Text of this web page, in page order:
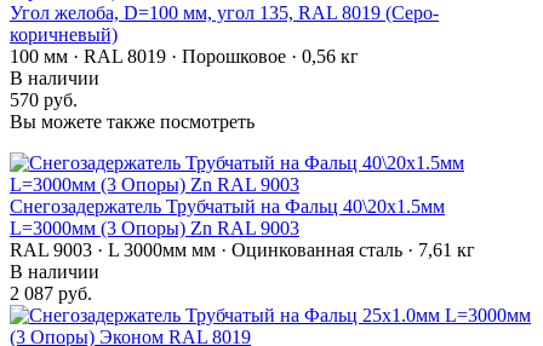
Угол желоба, D=100 мм, угол 135, RAL 8019 (Серо-
коричневый)
100 мм · RAL 8019 · Порошковое · 0,56 кг
В наличии
570 руб.
Вы можете также посмотреть
Снегозадержатель Трубчатый на Фальц 40\20х1.5мм
L=3000мм (3 Опоры) Zn RAL 9003
RAL 9003 · L 3000мм мм · Оцинкованная сталь · 7,61 кг
В наличии
2 087 руб.